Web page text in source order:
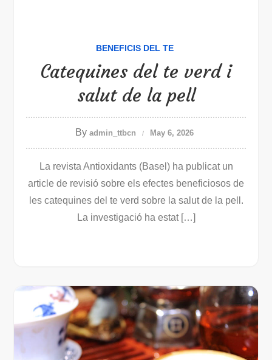
BENEFICIS DEL TE
Catequines del te verd i
salut de la pell
By admin_ttbcn May 6, 2026
La revista Antioxidants (Basel) ha publicat un
article de revisió sobre els efectes beneficiosos de
les catequines del te verd sobre la salut de la pell.
La investigació ha estat […]